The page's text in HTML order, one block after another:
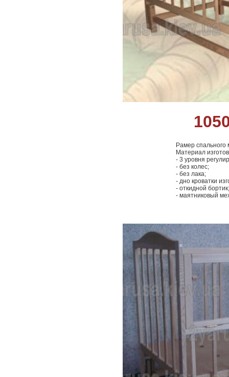
Рамер спального
Материал
- 3 уровня
- без колес;
- без лака;
- дно кроватки
- откидной бортик;
- маятниковый